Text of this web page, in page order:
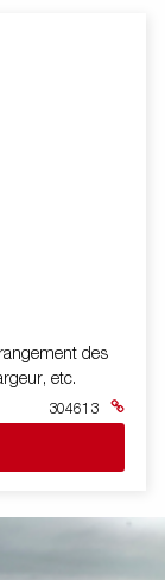
des
etc.
304613